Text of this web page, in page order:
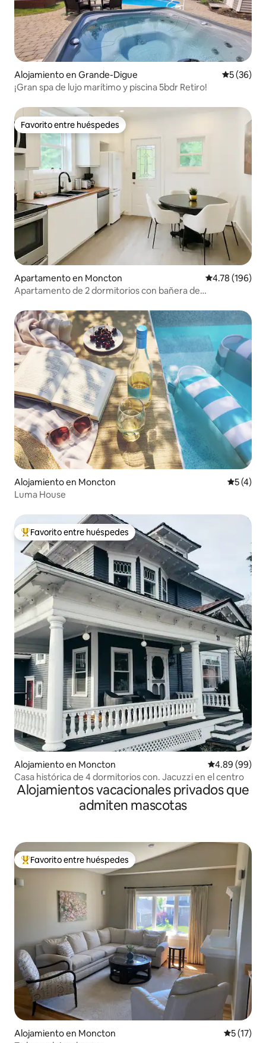
Alojamiento en Grande-Digue
5 (36)
¡Gran spa de lujo marítimo y piscina 5bdr Retiro!
Favorito entre huéspedes
Favorito entre huéspedes
Apartamento en Moncton Calificación
4.78 (196)
Apartamento de 2 dormitorios con bañera de
Alojamiento en Moncton
5 (4)
Luma House
Favorito entre huéspedes preferido
Favorito entre huéspedes
Alojamiento en Moncton Calificación
4.89 (99)
Casa histórica de 4 dormitorios con. Jacuzzi en el centro
Alojamientos vacacionales privados que
admiten mascotas
Favorito entre huéspedes preferido
Favorito entre huéspedes
Alojamiento en Moncton
5 (17)